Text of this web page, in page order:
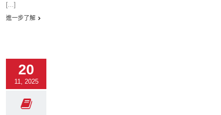
[...]
進一步了解
20
11, 2025